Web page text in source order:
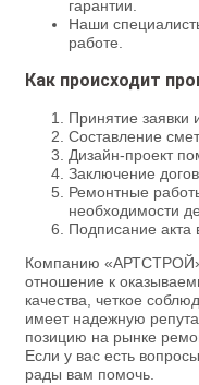
гарантии.
Наши
работе.
Как происходит
Принятие
Составление
Дизайн-проект
Заключение
Ремонтные
необходимости
Подписание
Компанию «АРТСТРОЙ»
отношение к
качества, четкое
имеет надежную
позицию на рынке
Если у вас есть
рады вам помочь.